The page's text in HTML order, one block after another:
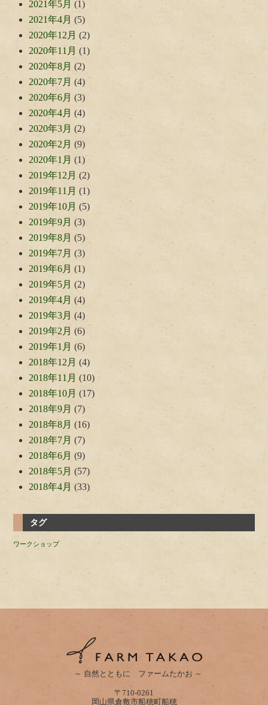
2021年5月 (1)
2021年4月 (5)
2020年12月 (2)
2020年11月 (1)
2020年8月 (2)
2020年7月 (4)
2020年6月 (3)
2020年4月 (4)
2020年3月 (2)
2020年2月 (9)
2020年1月 (1)
2019年12月 (2)
2019年11月 (1)
2019年10月 (5)
2019年9月 (3)
2019年8月 (5)
2019年7月 (3)
2019年6月 (1)
2019年5月 (2)
2019年4月 (4)
2019年3月 (4)
2019年2月 (6)
2019年1月 (6)
2018年12月 (4)
2018年11月 (10)
2018年10月 (17)
2018年9月 (7)
2018年8月 (16)
2018年7月 (7)
2018年6月 (9)
2018年5月 (57)
2018年4月 (33)
タグ
ワークショップ
～ 自然とともに ファームたかお ～
〒710-0261
岡山県倉敷市船穂町船穂